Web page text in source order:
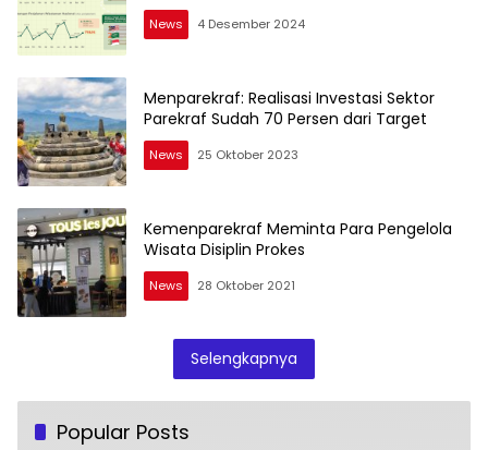
News 4 Desember 2024
Menparekraf: Realisasi Investasi Sektor
Parekraf Sudah 70 Persen dari Target
News 25 Oktober 2023
Kemenparekraf Meminta Para Pengelola
Wisata Disiplin Prokes
News 28 Oktober 2021
Selengkapnya
Popular Posts